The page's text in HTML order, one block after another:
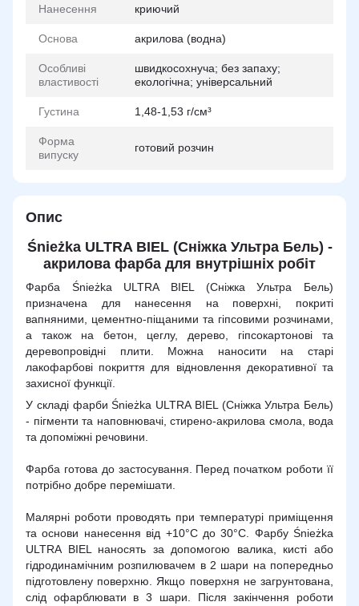
Нанесення криючий
Основа акрилова (водна)
Особливі
властивості
швидкосохнуча; без запаху;
екологічна; універсальний
Густина 1,48-1,53 г/см³
Форма
випуску
готовий розчин
Опис
Śnieżka ULTRA BIEL (Сніжка Ультра Бель) -
акрилова фарба для внутрішніх робіт
Фарба Śnieżka ULTRA BIEL (Сніжка Ультра Бель)
призначена для нанесення на поверхні, покриті
вапняними, цементно-піщаними та гіпсовими розчинами,
а також на бетон, цеглу, дерево, гіпсокартонові та
деревопровідні плити. Можна наносити на старі
лакофарбові покриття для відновлення декоративної та
захисної функції.
У складі фарби Śnieżka ULTRA BIEL (Сніжка Ультра Бель)
- пігменти та наповнювачі, стирено-акрилова смола, вода
та допоміжні речовини.
Фарба готова до застосування. Перед початком роботи її
потрібно добре перемішати.
Малярні роботи проводять при температурі приміщення
та основи нанесення від +10°С до 30°С. Фарбу Śnieżka
ULTRA BIEL наносять за допомогою валика, кисті або
гідродинамічним розпилювачем в 2 шари на попередньо
підготовлену поверхню. Якщо поверхня не загрунтована,
слід офарблювати в 3 шари. Після закінчення роботи